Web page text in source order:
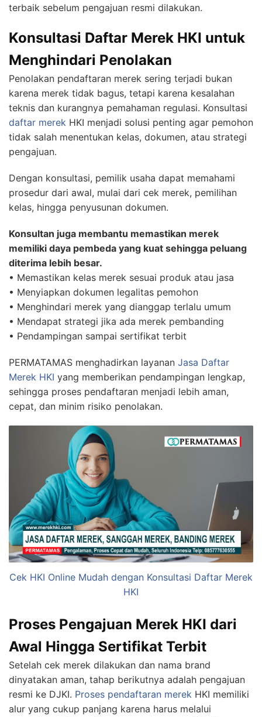
terbaik sebelum pengajuan resmi dilakukan.
Konsultasi Daftar Merek HKI untuk
Menghindari Penolakan
Penolakan pendaftaran merek sering terjadi bukan
karena merek tidak bagus, tetapi karena kesalahan
teknis dan kurangnya pemahaman regulasi. Konsultasi
daftar merek HKI menjadi solusi penting agar pemohon
tidak salah menentukan kelas, dokumen, atau strategi
pengajuan.
Dengan konsultasi, pemilik usaha dapat memahami
prosedur dari awal, mulai dari cek merek, pemilihan
kelas, hingga penyusunan dokumen.
Konsultan juga membantu memastikan merek
memiliki daya pembeda yang kuat sehingga peluang
diterima lebih besar.
• Memastikan kelas merek sesuai produk atau jasa
• Menyiapkan dokumen legalitas pemohon
• Menghindari merek yang dianggap terlalu umum
• Mendapat strategi jika ada merek pembanding
• Pendampingan sampai sertifikat terbit
PERMATAMAS menghadirkan layanan Jasa Daftar
Merek HKI yang memberikan pendampingan lengkap,
sehingga proses pendaftaran menjadi lebih aman,
cepat, dan minim risiko penolakan.
Cek HKI Online Mudah dengan Konsultasi Daftar Merek
HKI
Proses Pengajuan Merek HKI dari
Awal Hingga Sertifikat Terbit
Setelah cek merek dilakukan dan nama brand
dinyatakan aman, tahap berikutnya adalah pengajuan
resmi ke DJKI. Proses pendaftaran merek HKI memiliki
alur yang cukup panjang karena harus melalui